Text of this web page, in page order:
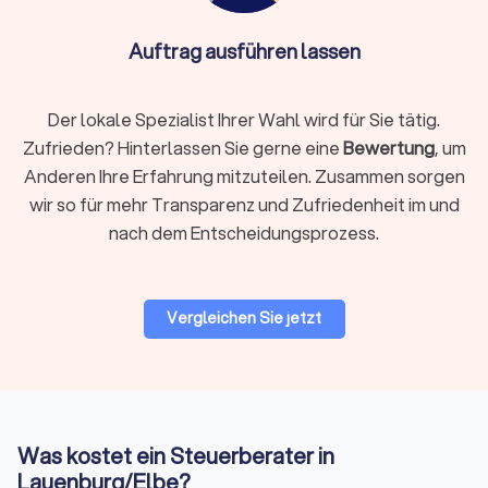
Nutzung sicherer Software wie DATEV
Unternehmen online. Die Qualifikation ist essentiell –
auch ein Online-Steuerberater muss von der
Auf Trustlocal finden Sie beide Varianten übersichtlich
dargestellt, sodass Sie selbst entscheiden können, was
besser zu Ihnen passt. Nutzen Sie unsere Filterfunktion, um
gezielt nach lokalen Beratern in Lauenburg/Elbe oder
Woran Sie einen guten Steuerberater
sich durch mehrere Merkmale aus:
Qualifikation und Spezialisierung:Die Bestellung durch die
Auftrag ausführen lassen
Der lokale Spezialist Ihrer Wahl wird für Sie tätig.
Zufrieden? Hinterlassen Sie gerne eineBewertung, um
Anderen Ihre Erfahrung mitzuteilen. Zusammen sorgen
wir so für mehr Transparenz und Zufriedenheit im und
nach dem Entscheidungsprozess.
Vergleichen Sie jetzt
Was kostet ein Steuerberater in